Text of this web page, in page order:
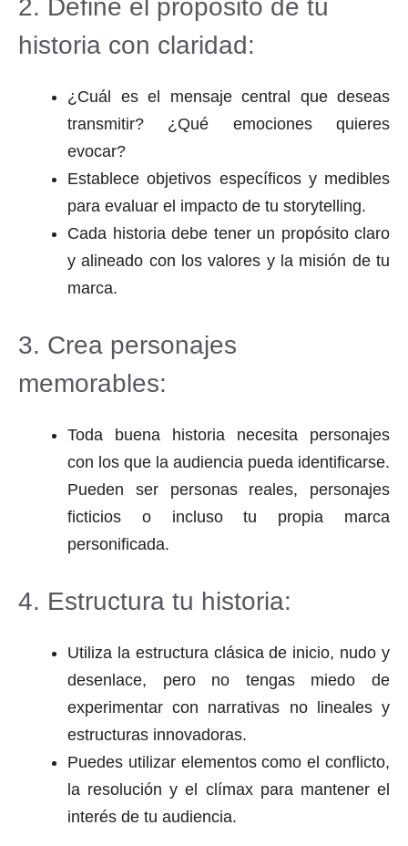
2. Define el propósito de tu
historia con claridad:
¿Cuál es el mensaje central que deseas
transmitir? ¿Qué emociones quieres
evocar?
Establece objetivos específicos y medibles
para evaluar el impacto de tu storytelling.
Cada historia debe tener un propósito claro
y alineado con los valores y la misión de tu
marca.
3. Crea personajes
memorables:
Toda buena historia necesita personajes
con los que la audiencia pueda identificarse.
Pueden ser personas reales, personajes
ficticios o incluso tu propia marca
personificada.
4. Estructura tu historia:
Utiliza la estructura clásica de inicio, nudo y
desenlace, pero no tengas miedo de
experimentar con narrativas no lineales y
estructuras innovadoras.
Puedes utilizar elementos como el conflicto,
la resolución y el clímax para mantener el
interés de tu audiencia.